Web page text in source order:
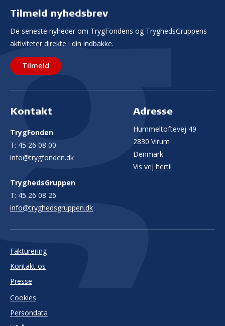
Tilmeld nyhedsbrev
De seneste nyheder om TrygFondens og TryghedsGruppens
aktiviteter direkte i din indbakke.
Tilmeld
Kontakt
TrygFonden
T: 45 26 08 00
info@trygfonden.dk
TryghedsGruppen
T: 45 26 08 26
info@tryghedsgruppen.dk
Adresse
Hummeltoftevej 49
2830 Virum
Denmark
Vis vej hertil
Fakturering
Kontakt os
Presse
Cookies
Persondata